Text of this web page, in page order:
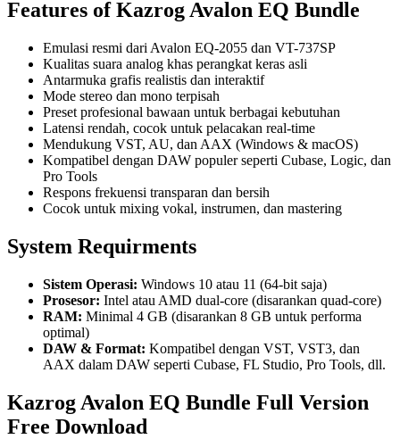
Features of Kazrog Avalon EQ Bundle
Emulasi resmi dari Avalon EQ-2055 dan VT-737SP
Kualitas suara analog khas perangkat keras asli
Antarmuka grafis realistis dan interaktif
Mode stereo dan mono terpisah
Preset profesional bawaan untuk berbagai kebutuhan
Latensi rendah, cocok untuk pelacakan real-time
Mendukung VST, AU, dan AAX (Windows & macOS)
Kompatibel dengan DAW populer seperti Cubase, Logic, dan
Pro Tools
Respons frekuensi transparan dan bersih
Cocok untuk mixing vokal, instrumen, dan mastering
System Requirments
Sistem Operasi: Windows 10 atau 11 (64-bit saja)
Prosesor: Intel atau AMD dual-core (disarankan quad-core)
RAM: Minimal 4 GB (disarankan 8 GB untuk performa
optimal)
DAW & Format: Kompatibel dengan VST, VST3, dan
AAX dalam DAW seperti Cubase, FL Studio, Pro Tools, dll.
Kazrog Avalon EQ Bundle Full Version
Free Download